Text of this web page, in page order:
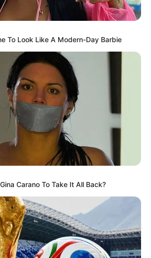
Colby Brock
To Look Like A Modern-Day Barbie
Carano To Take It All Back?